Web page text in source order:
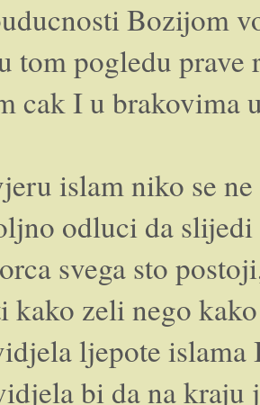
Bozijom
tom pogledu prave
cak I u brakovima
islam niko se
odluci da
svega sto
kako zeli nego
ljepote
bi da na kraju